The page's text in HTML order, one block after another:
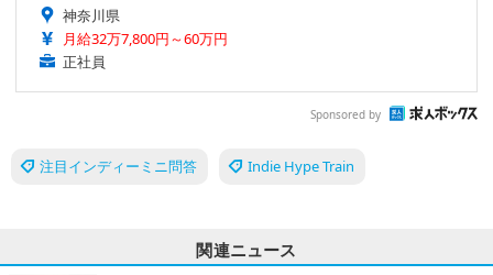
神奈川県
月給32万7,800円～60万円
正社員
Sponsored by
注目インディーミニ問答 Indie Hype Train
関連ニュース